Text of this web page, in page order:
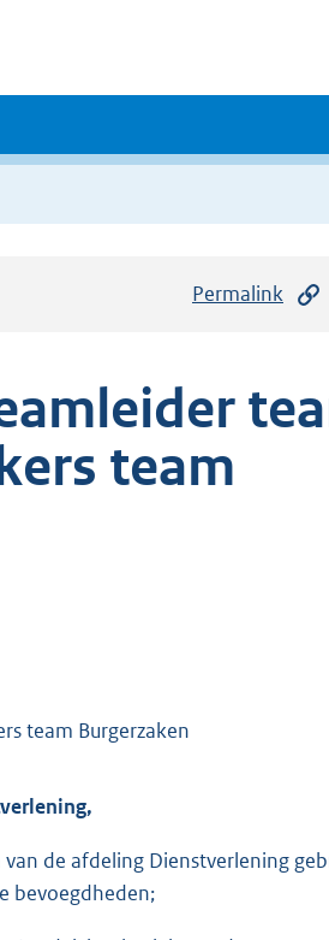
Permalink
team
team Burgerzaken
de afdeling Dienstverlening
bevoegdheden;